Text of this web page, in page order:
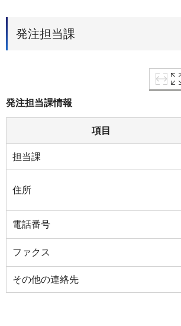
発注担当課
発注担当課情報
項目
担当課
住所
電話番号
ファクス
その他の連絡先